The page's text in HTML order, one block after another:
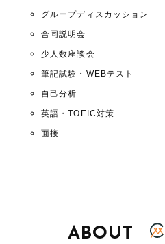
グループディスカッション
合同説明会
少人数座談会
筆記試験・WEBテスト
自己分析
英語・TOEIC対策
面接
ABOUT